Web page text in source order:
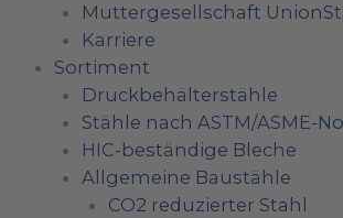
Muttergesellschaft
Karriere
Sortiment
Druckbehälterstähle
Stähle nach ASTM/ASME-
HIC-beständige Bleche
Allgemeine Baustähle
CO2 reduzierter Stahl